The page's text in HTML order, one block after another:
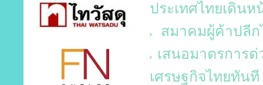
ประเทศไทยเดินห
สมาคมผู้ค้าปลีก
เสนอมาตรการ
เศรษฐกิจไทยทันที